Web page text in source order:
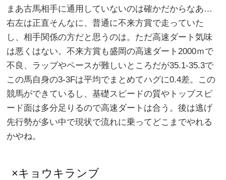
まあ古馬相手に通用していないのは確かだからなあ…
右左は正直そんなに、普通に不来方賞で走っていた
し、相手関係の方だと思うのは。ただ高速ダート気味
は悪くはない。不来方賞も盛岡の高速ダート2000ｍで
不良、ラップやペースが難しいところだが35.1-35.3で
この馬自身の3-3Fは平均でまとめてハグに0.4差。この
競馬ができているし、基礎スピードの質やトップスピ
ード面は多分足りるので高速ダートは合う。後は逃げ
先行勢が多い中で現状で流れに乗ってどこまでやれる
かやね。
×キョウキランブ